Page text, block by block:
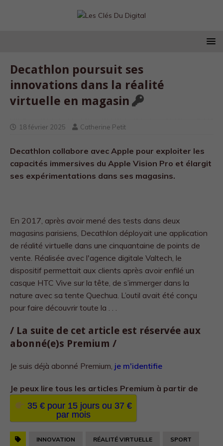
Decathlon poursuit ses
innovations dans la réalité
virtuelle en magasin
18 février 2025 Catherine Petit
Decathlon collabore avec Apple pour exploiter les
capacités immersives du Apple Vision Pro et élargit
ses expérimentations dans ses magasins.
En 2017, après avoir mené des tests dans deux
magasins parisiens, Decathlon déployait une application
de réalité virtuelle dans une cinquantaine de points de
vente. Réalisée avec l'agence digitale Valtech, le
dispositif permettait aux clients après avoir enfilé un
casque HTC Vive sur la tête, de s’immerger dans la
nature avec sa tente Quechua. L’outil avait été conçu
pour faire découvrir toute la . . .
/ La suite de cet article est réservée aux
abonné(e)s Premium /
Je suis déjà abonné Premium, je m'identifie
Je peux lire tous les articles Premium à partir de
35 € pour 15 jours ou 37 €
par mois
INNOVATION RÉALITÉ VIRTUELLE SPORT